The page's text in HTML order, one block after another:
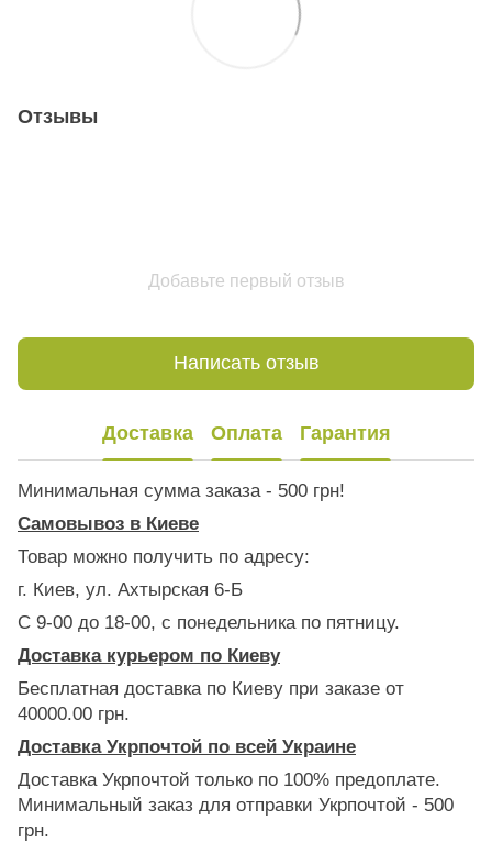
Отзывы
Добавьте первый отзыв
Написать отзыв
Доставка Оплата Гарантия
Минимальная сумма заказа - 500 грн!
Самовывоз в Киеве
Товар можно получить по адресу:
г. Киев, ул. Ахтырская 6-Б
С 9-00 до 18-00, с понедельника по пятницу.
Доставка курьером по Киеву
Бесплатная доставка по Киеву при заказе от
40000.00 грн.
Доставка Укрпочтой по всей Украине
Доставка Укрпочтой только по 100% предоплате.
Минимальный заказ для отправки Укрпочтой - 500
грн.